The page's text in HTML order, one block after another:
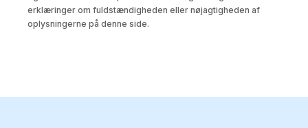
erklæringer om fuldstændigheden eller nøjagtigheden af
oplysningerne på denne side.